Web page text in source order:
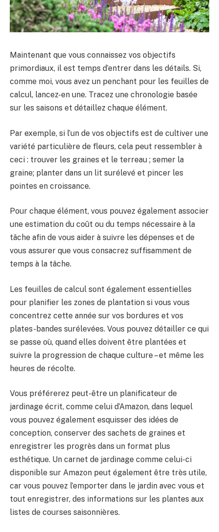
Maintenant que vous connaissez vos objectifs
primordiaux, il est temps d’entrer dans les détails. Si,
comme moi, vous avez un penchant pour les feuilles de
calcul, lancez-en une. Tracez une chronologie basée
sur les saisons et détaillez chaque élément.
Par exemple, si l’un de vos objectifs est de cultiver une
variété particulière de fleurs, cela peut ressembler à
ceci : trouver les graines et le terreau ; semer la
graine; planter dans un lit surélevé et pincer les
pointes en croissance.
Pour chaque élément, vous pouvez également associer
une estimation du coût ou du temps nécessaire à la
tâche afin de vous aider à suivre les dépenses et de
vous assurer que vous consacrez suffisamment de
temps à la tâche.
Les feuilles de calcul sont également essentielles
pour planifier les zones de plantation si vous vous
concentrez cette année sur vos bordures et vos
plates-bandes surélevées. Vous pouvez détailler ce qui
se passe où, quand elles doivent être plantées et
suivre la progression de chaque culture – et même les
heures de récolte.
Vous préférerez peut-être un planificateur de
jardinage écrit, comme celui d’Amazon, dans lequel
vous pouvez également esquisser des idées de
conception, conserver des sachets de graines et
enregistrer les progrès dans un format plus
esthétique. Un carnet de jardinage comme celui-ci
disponible sur Amazon peut également être très utile,
car vous pouvez l’emporter dans le jardin avec vous et
tout enregistrer, des informations sur les plantes aux
listes de courses saisonnières.